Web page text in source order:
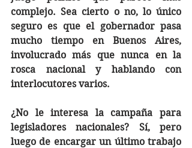
complejo. Sea cierto o no, lo único
seguro es que el gobernador pasa
mucho tiempo en Buenos Aires,
involucrado más que nunca en la
rosca nacional y hablando con
interlocutores varios.
¿No le interesa la campaña para
legisladores nacionales? Sí, pero
luego de encargar un último trabajo